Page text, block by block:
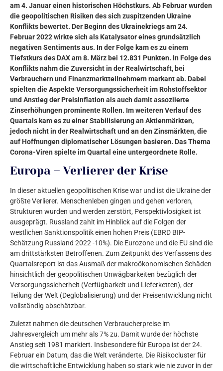
am 4. Januar einen historischen Höchstkurs. Ab Februar wurden
die geopolitischen Risiken des sich zuspitzenden Ukraine
Konflikts bewertet. Der Beginn des Ukrainekriegs am 24.
Februar 2022 wirkte sich als Katalysator eines grundsätzlich
negativen Sentiments aus. In der Folge kam es zu einem
Tiefstkurs des DAX am 8. März bei 12.831 Punkten. In Folge des
Konflikts nahm die Zuversicht in der Realwirtschaft, bei
Verbrauchern und Finanzmarktteilnehmern markant ab. Dabei
spielten die Aspekte Versorgungssicherheit im Rohstoffsektor
und Anstieg der Preisinflation als auch damit assoziierte
Zinserhöhungen prominente Rollen. Im weiteren Verlauf des
Quartals kam es zu einer Stabilisierung an Aktienmärkten,
jedoch nicht in der Realwirtschaft und an den Zinsmärkten, die
auf Hoffnungen diplomatischer Lösungen basieren. Das Thema
Corona-Viren spielte im Quartal eine untergeordnete Rolle.
Europa – Verlierer der Krise
In dieser aktuellen geopolitischen Krise war und ist die Ukraine der
größte Verlierer. Menschenleben gingen und gehen verloren,
Strukturen wurden und werden zerstört, Perspektivlosigkeit ist
ausgeprägt. Russland zahlt im Hinblick auf die Folgen der
westlichen Sanktionspolitik einen hohen Preis (EBRD BIP-
Schätzung Russland 2022 -10%). Die Eurozone und die EU sind die
am drittstärksten Betroffenen. Zum Zeitpunkt des Verfassens des
Quartalsreport ist das Ausmaß der makroökonomischen Schäden
hinsichtlich der geopolitischen Unwägbarkeiten bezüglich der
Versorgungssicherheit (Verfügbarkeit und Lieferketten), der
Teilung der Welt (Deglobalisierung) und der Preisentwicklung nicht
vollständig abschätzbar.
Zuletzt nahmen die deutschen Verbraucherpreise im
Jahresvergleich um mehr als 7% zu. Damit wurde der höchste
Anstieg seit 1981 markiert. Insbesondere für Europa ist der 24.
Februar ein Datum, das die Welt veränderte. Die Risikocluster für
die wirtschaftliche Entwicklung haben so stark wie nie zuvor in der